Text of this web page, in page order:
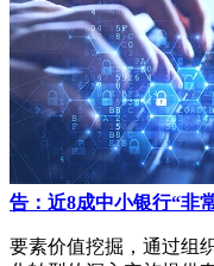
告：近8成中小银行“非
要素价值挖掘，通过组